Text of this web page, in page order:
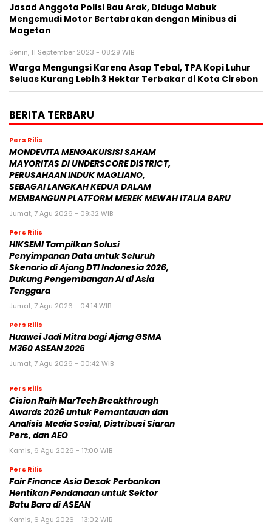
Jasad Anggota Polisi Bau Arak, Diduga Mabuk
Mengemudi Motor Bertabrakan dengan Minibus di
Magetan
Senin, 11 September 2023 - 08:29 WIB
Warga Mengungsi Karena Asap Tebal, TPA Kopi Luhur
Seluas Kurang Lebih 3 Hektar Terbakar di Kota Cirebon
BERITA TERBARU
Pers Rilis
MONDEVITA MENGAKUISISI SAHAM
MAYORITAS DI UNDERSCORE DISTRICT,
PERUSAHAAN INDUK MAGLIANO,
SEBAGAI LANGKAH KEDUA DALAM
MEMBANGUN PLATFORM MEREK MEWAH ITALIA BARU
Jumat, 7 Agu 2026 - 09:32 WIB
Pers Rilis
HIKSEMI Tampilkan Solusi
Penyimpanan Data untuk Seluruh
Skenario di Ajang DTI Indonesia 2026,
Dukung Pengembangan AI di Asia
Tenggara
Jumat, 7 Agu 2026 - 04:14 WIB
Pers Rilis
Huawei Jadi Mitra bagi Ajang GSMA
M360 ASEAN 2026
Jumat, 7 Agu 2026 - 00:42 WIB
Pers Rilis
Cision Raih MarTech Breakthrough
Awards 2026 untuk Pemantauan dan
Analisis Media Sosial, Distribusi Siaran
Pers, dan AEO
Kamis, 6 Agu 2026 - 17:00 WIB
Pers Rilis
Fair Finance Asia Desak Perbankan
Hentikan Pendanaan untuk Sektor
Batu Bara di ASEAN
Kamis, 6 Agu 2026 - 13:02 WIB